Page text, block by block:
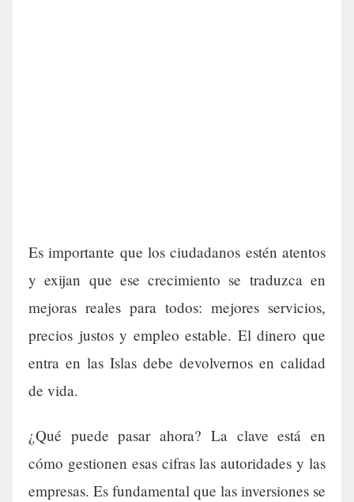
Es importante que los ciudadanos estén atentos
y exijan que ese crecimiento se traduzca en
mejoras reales para todos: mejores servicios,
precios justos y empleo estable. El dinero que
entra en las Islas debe devolvernos en calidad
de vida.
¿Qué puede pasar ahora? La clave está en
cómo gestionen esas cifras las autoridades y las
empresas. Es fundamental que las inversiones se